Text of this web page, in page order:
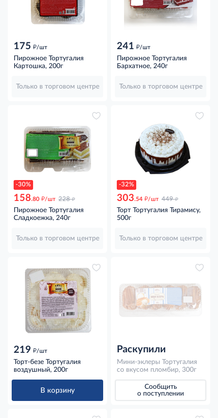
175 д/шт
Пирожное Тортугалия
Картошка, 200г
Только в торговом центре
241 д/шт
Пирожное Тортугалия
Бархатное, 240г
Только в торговом центре
-30%
158.80 д/шт 228 д
Пирожное Тортугалия
Сладкоежка, 240г
Только в торговом центре
-32%
303.54 д/шт 449 д
Торт Тортугалия Тирамису,
500г
Только в торговом центре
219 д/шт
Торт-безе Тортугалия
воздушный, 200г
В корзину
Раскупили
Мини-эклеры Тортугалия
со вкусом пломбир, 300г
Сообщить
о поступлении